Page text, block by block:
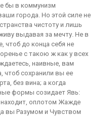
бы в коммунизм
города. Но этой силе не
чистоту и лишь
выдавая за мечту. Не в
чтоб до конца себя не
с такою ж как у всех
наивные, вам
чтоб сохранили вы ее
без вина; а когда
формы созидает Явь:
оплотом Жажде
вы Разумом и Чувством